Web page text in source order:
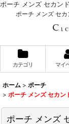
ポーチ メンズ セカン
ポーチ メンズ セ
カテゴリ マイ
ホーム > ポーチ
> ポーチ メンズ セカン
ポーチ メンズ